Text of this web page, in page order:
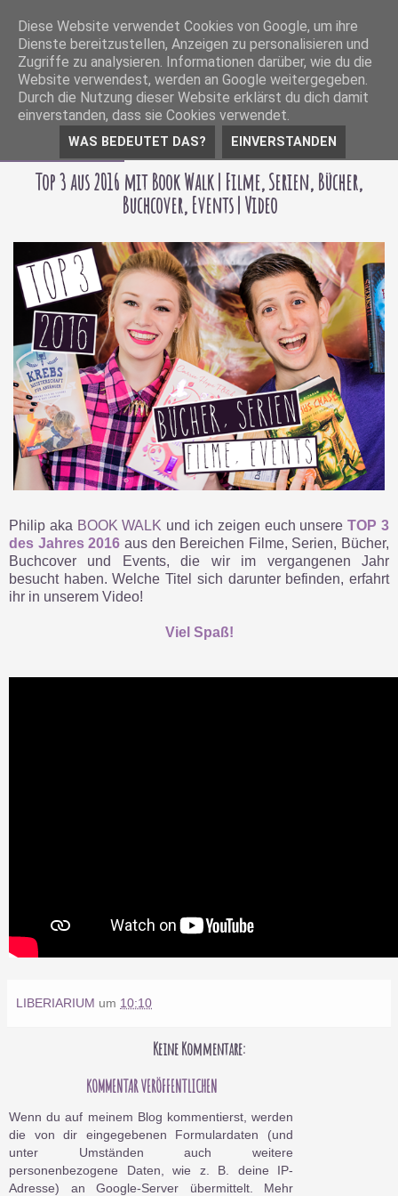
Top 3 aus 2016 mit Book Walk | Filme, Serien, Bücher,
Buchcover, Events | Video
Philip aka BOOK WALK und ich zeigen euch unsereTOP 3
des Jahres 2016 aus den Bereichen Filme, Serien, Bücher,
Buchcover und Events, die wir im vergangenen Jahr
besucht haben. Welche Titel sich darunter befinden, erfahrt
ihr in unserem Video!
Viel Spaß!
LIBERIARIUM um 10:10
Keine Kommentare:
KOMMENTAR VERÖFFENTLICHEN
Wenn du auf meinem Blog kommentierst, werden
die von dir eingegebenen Formulardaten (und
unter Umständen auch weitere
personenbezogene Daten, wie z. B. deine IP-
Adresse) an Google-Server übermittelt. Mehr
Diese Website verwendet Cookies von Google, um ihre
Dienste bereitzustellen, Anzeigen zu personalisieren und
Zugriffe zu analysieren. Informationen darüber, wie du die
Website verwendest, werden an Google weitergegeben.
Durch die Nutzung dieser Website erklärst du dich damit
einverstanden, dass sie Cookies verwendet.
WAS BEDEUTET DAS? EINVERSTANDEN